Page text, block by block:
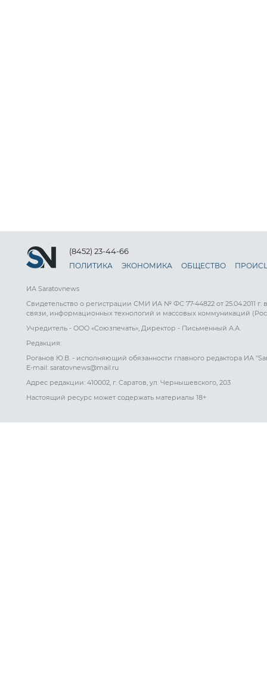
(8452) 23-44-66
ПОЛИТИКА ЭКОНОМИКА ОБЩЕСТВО
ИА Saratovnews
Свидетельство о регистрации СМИ ИА № ФС 77-44822 от 25.04.2011
связи, информационных технологий и массовых коммуникаций
Учредитель - ООО «Союзпечать», Директор - Письменный А.А.
Редакция:
Роганов Ю.В. - исполняющий обязанности главного редактора ИА
E-mail: saratovnews@mail.ru
Адрес редакции: 410002, г. Саратов, ул. Чернышевского, 203
Настоящий ресурс может содержать материалы 18+